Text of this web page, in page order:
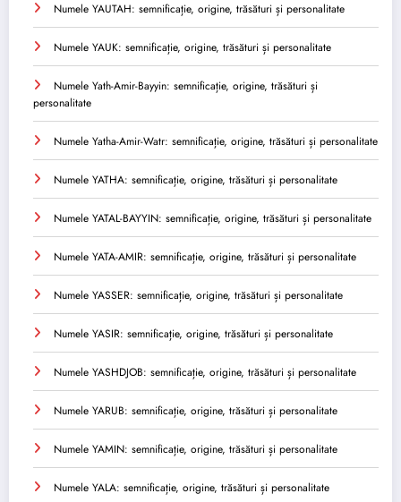
Numele YAUTAH: semnificație, origine, trăsături și personalitate
Numele YAUK: semnificație, origine, trăsături și personalitate
Numele Yath-Amir-Bayyin: semnificație, origine, trăsături și
personalitate
Numele Yatha-Amir-Watr: semnificație, origine, trăsături și personalitate
Numele YATHA: semnificație, origine, trăsături și personalitate
Numele YATAL-BAYYIN: semnificație, origine, trăsături și personalitate
Numele YATA-AMIR: semnificație, origine, trăsături și personalitate
Numele YASSER: semnificație, origine, trăsături și personalitate
Numele YASIR: semnificație, origine, trăsături și personalitate
Numele YASHDJOB: semnificație, origine, trăsături și personalitate
Numele YARUB: semnificație, origine, trăsături și personalitate
Numele YAMIN: semnificație, origine, trăsături și personalitate
Numele YALA: semnificație, origine, trăsături și personalitate